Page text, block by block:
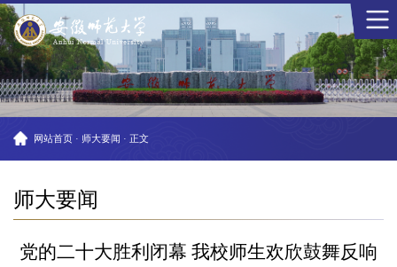
网站首页 · 师大要闻 · 正文
师大要闻
党的二十大胜利闭幕 我校师生欢欣鼓舞反响